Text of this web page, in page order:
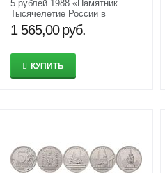
5 рублей 1988 «Памятник
Тысячелетие России в
Новгороде» XF-AU
1 565,00 руб.
КУПИТЬ